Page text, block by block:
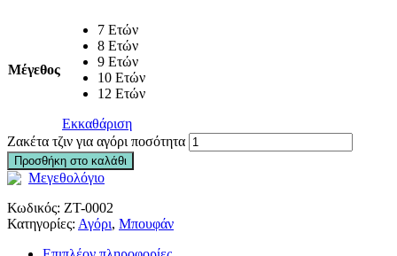
Μέγεθος
7 Ετών
8 Ετών
9 Ετών
10 Ετών
12 Ετών
Εκκαθάριση
Ζακέτα τζιν για αγόρι ποσότητα
Προσθήκη στο καλάθι
Μεγεθολόγιο
Κωδικός: ZT-0002
Κατηγορίες: Αγόρι, Μπουφάν